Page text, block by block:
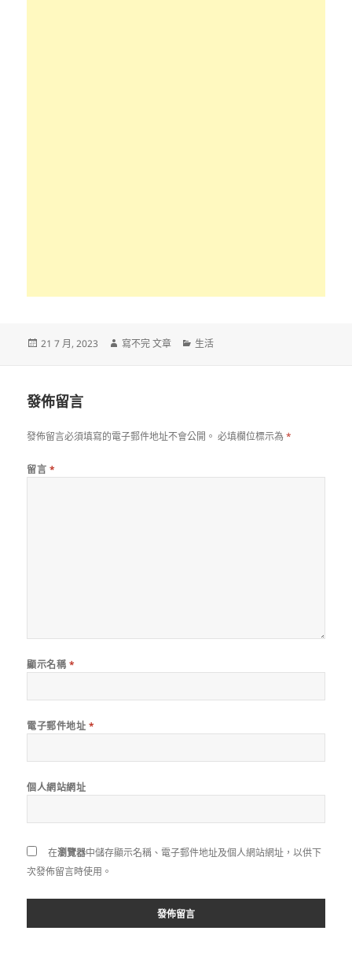
發
21 7 月, 2023
作
寫不完 文章
分
生活
發佈留言
發佈留言必須填寫的電子郵件地址不會公開。 必填欄位標示為*
留言 *
顯示名稱 *
電子郵件地址 *
個人網站網址
在瀏覽器中儲存顯示名稱、電子郵件地址及個人網站網址，以供下
次發佈留言時使用。